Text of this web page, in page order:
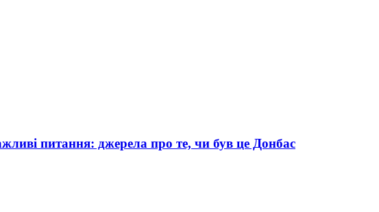
питання: джерела про те, чи був це Донбас